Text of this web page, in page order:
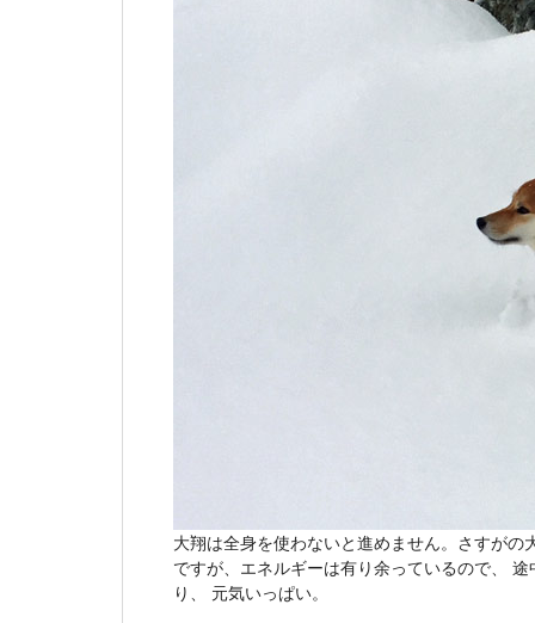
大翔は全身を使わないと進めません。さすがの
ですが、エネルギーは有り余っているので、
り、 元気いっぱい。